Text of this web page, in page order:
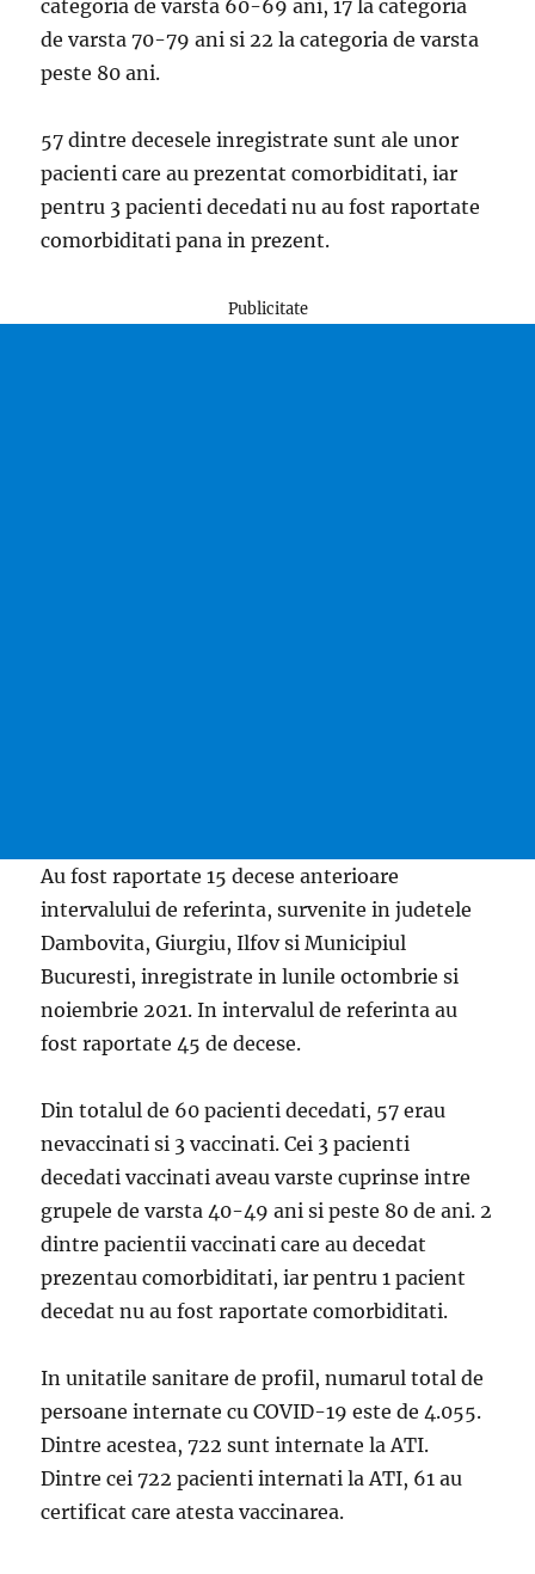
categoria de varsta 60-69 ani, 17 la categoria
de varsta 70-79 ani si 22 la categoria de varsta
peste 80 ani.
57 dintre decesele inregistrate sunt ale unor
pacienti care au prezentat comorbiditati, iar
pentru 3 pacienti decedati nu au fost raportate
comorbiditati pana in prezent.
Publicitate
Au fost raportate 15 decese anterioare
intervalului de referinta, survenite in judetele
Dambovita, Giurgiu, Ilfov si Municipiul
Bucuresti, inregistrate in lunile octombrie si
noiembrie 2021. In intervalul de referinta au
fost raportate 45 de decese.
Din totalul de 60 pacienti decedati, 57 erau
nevaccinati si 3 vaccinati. Cei 3 pacienti
decedati vaccinati aveau varste cuprinse intre
grupele de varsta 40-49 ani si peste 80 de ani. 2
dintre pacientii vaccinati care au decedat
prezentau comorbiditati, iar pentru 1 pacient
decedat nu au fost raportate comorbiditati.
In unitatile sanitare de profil, numarul total de
persoane internate cu COVID-19 este de 4.055.
Dintre acestea, 722 sunt internate la ATI.
Dintre cei 722 pacienti internati la ATI, 61 au
certificat care atesta vaccinarea.